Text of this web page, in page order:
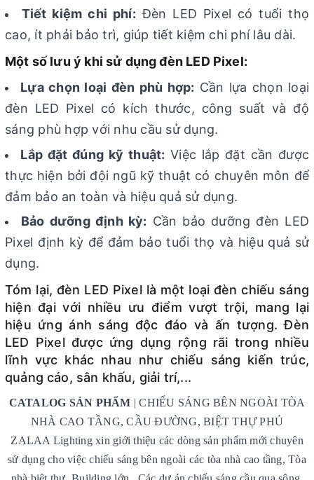
Tiết kiệm chi phí: Đèn LED Pixel có tuổi thọ
cao, ít phải bảo trì, giúp tiết kiệm chi phí lâu dài.
Một số lưu ý khi sử dụng đèn LED Pixel:
Lựa chọn loại đèn phù hợp: Cần lựa chọn loại
đèn LED Pixel có kích thước, công suất và độ
sáng phù hợp với nhu cầu sử dụng.
Lắp đặt đúng kỹ thuật: Việc lắp đặt cần được
thực hiện bởi đội ngũ kỹ thuật có chuyên môn để
đảm bảo an toàn và hiệu quả sử dụng.
Bảo dưỡng định kỳ: Cần bảo dưỡng đèn LED
Pixel định kỳ để đảm bảo tuổi thọ và hiệu quả sử
dụng.
Tóm lại, đèn LED Pixel là một loại đèn chiếu sáng
hiện đại với nhiều ưu điểm vượt trội, mang lại
hiệu ứng ánh sáng độc đáo và ấn tượng. Đèn
LED Pixel được ứng dụng rộng rãi trong nhiều
lĩnh vực khác nhau như chiếu sáng kiến trúc,
quảng cáo, sân khấu, giải trí,...
CATALOG SẢN PHẨM | CHIẾU SÁNG BÊN NGOÀI TÒA
NHÀ CAO TẦNG, CẦU ĐƯỜNG, BIỆT THỰ PHỦ
ZALAA Lighting xin giới thiệu các dòng sản phẩm mới chuyên
sử dụng cho việc chiếu sáng bên ngoài các tòa nhà cao tầng, Tòa